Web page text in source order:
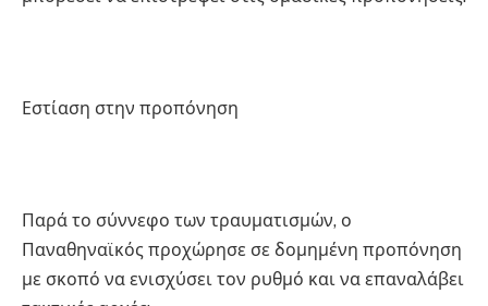
Εστίαση στην προπόνηση
Παρά το σύννεφο των τραυματισμών, ο
Παναθηναϊκός προχώρησε σε δομημένη προπόνηση
με σκοπό να ενισχύσει τον ρυθμό και να επαναλάβει